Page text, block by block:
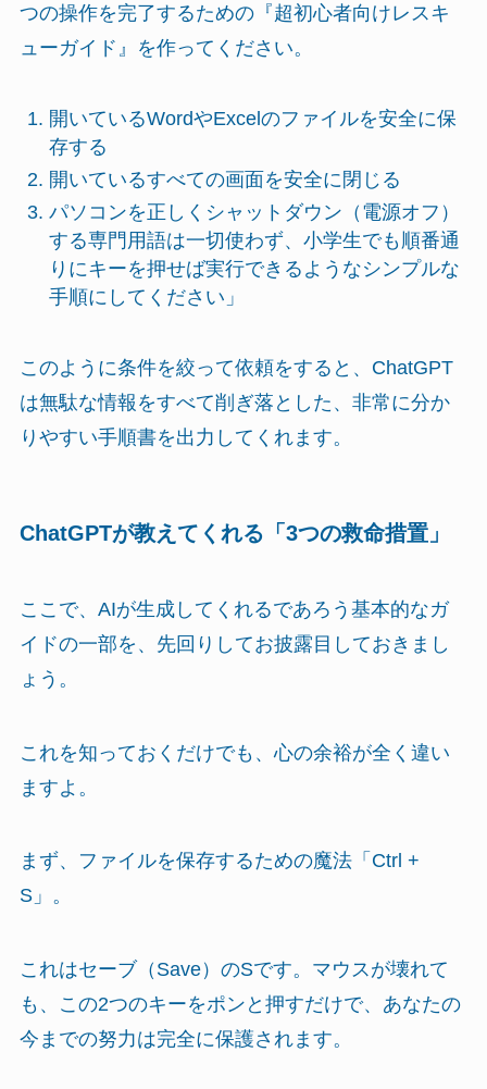
つの操作を完了するための『超初心者向けレスキ
ューガイド』を作ってください。
開いているWordやExcelのファイルを安全に保
存する
開いているすべての画面を安全に閉じる
パソコンを正しくシャットダウン（電源オフ）
する専門用語は一切使わず、小学生でも順番通
りにキーを押せば実行できるようなシンプルな
手順にしてください」
このように条件を絞って依頼をすると、ChatGPT
は無駄な情報をすべて削ぎ落とした、非常に分か
りやすい手順書を出力してくれます。
ChatGPTが教えてくれる「3つの救命措置」
ここで、AIが生成してくれるであろう基本的なガ
イドの一部を、先回りしてお披露目しておきまし
ょう。
これを知っておくだけでも、心の余裕が全く違い
ますよ。
まず、ファイルを保存するための魔法「Ctrl +
S」。
これはセーブ（Save）のSです。マウスが壊れて
も、この2つのキーをポンと押すだけで、あなたの
今までの努力は完全に保護されます。